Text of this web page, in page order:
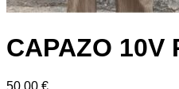
CAPAZO 10V